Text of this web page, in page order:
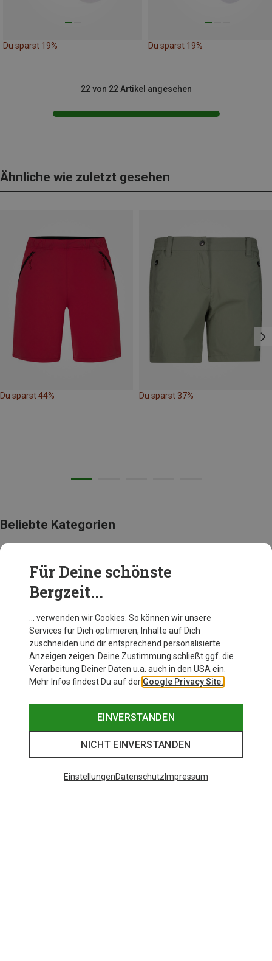
Du sparst 19% Du sparst 19%
22 von 22 Artikel angesehen
Ähnliche wie zuletzt gesehen
Du sparst 44% Du sparst 37%
Beliebte Kategorien
BEKLEIDUNG
Für Deine schönste
Bergzeit...
… verwenden wir Cookies. So können wir unsere
Services für Dich optimieren, Inhalte auf Dich
zuschneiden und dir entsprechend personalisierte
Anzeigen zeigen. Deine Zustimmung schließt ggf. die
Verarbeitung Deiner Daten u.a. auch in den USA ein.
Mehr Infos findest Du auf der Google Privacy Site.
EINVERSTANDEN
NICHT EINVERSTANDEN
EinstellungenDatenschutz Impressum